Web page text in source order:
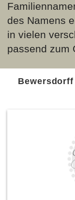
des Namens
in vielen
passend zum